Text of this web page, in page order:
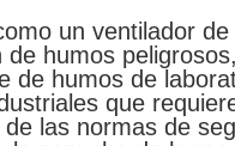
un ventilador
humos
de humos de
que
las normas de